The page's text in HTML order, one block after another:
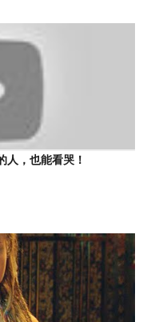
人，也能看哭！